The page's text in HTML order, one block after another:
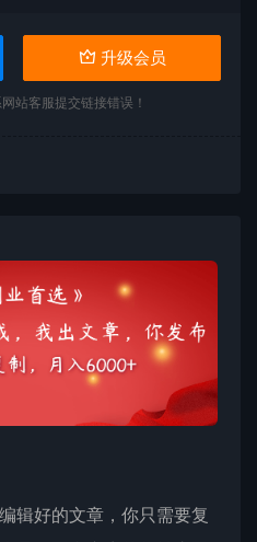
升级会员
站客服提交链接错误！
辑好的文章，你只需要复